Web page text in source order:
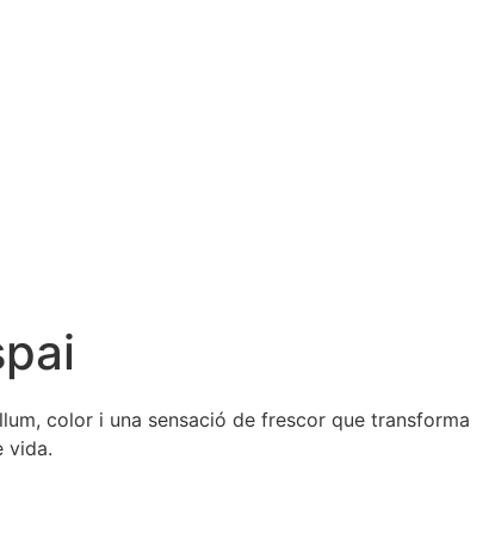
color i una sensació de frescor que transforma
vida.